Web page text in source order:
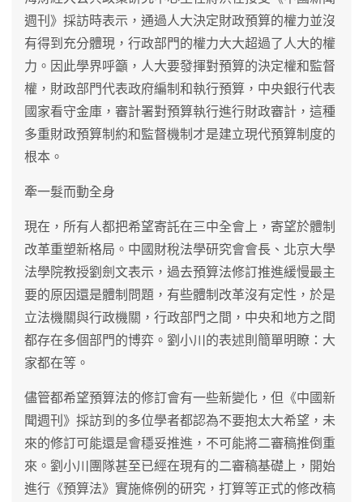
週刊》採訪時表示，通過人大決定財政預算的權力並沒
有得到充分體現，行政部門的權力大大超過了人大的權
力。因此學界呼籲，人大要發揮對預算的決定權和監督
權，財政部門代表政府編制和執行預算，中央銀行代表
國家看守金庫，審計署對預算執行進行財政審計，這種
多重財政預算制約和監督機制才是建立現代預算制度的
根本。
牽一髮而動全身
現在，所有人都把希望寄託在三中全會上，寄望於體制
改革重塑新格局。中國財稅法學研究會會長、北京大學
法學院教授劉劍文表示，過去預算法修訂推進緩慢最主
要的原因還是體制問題，有些體制改革沒有定性，於是
立法機關與行政機關，行政部門之間，中央和地方之間
都存在多個部門的博弈。劉小川的表述則簡單明瞭：大
家都在等。
儘管都希望預算法的修訂會有一些新變化，但《中國新
聞週刊》採訪到的多位學者都認為不要抱太大希望，未
來的修訂可能還是會穩妥推進，不可能將二審稿推倒重
來。劉小川團隊甚至已經在現有的二審稿基礎上，開始
進行《預算法》實施條例的研究，打算等正式的修改稿